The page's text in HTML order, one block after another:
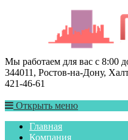
Мы работаем для вас с 8:00
344011, Ростов-на-Дону,
421-46-61
Открыть меню
Главная
Компания